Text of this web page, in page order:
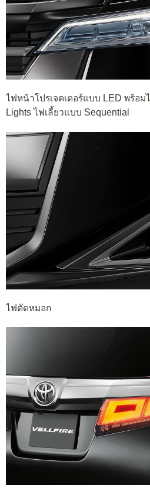
ไฟหน้าโปรเจคเตอร์แบบ LED พร้อม
Lights ไฟเลี้ยวแบบ Sequential
ไฟตัดหมอก